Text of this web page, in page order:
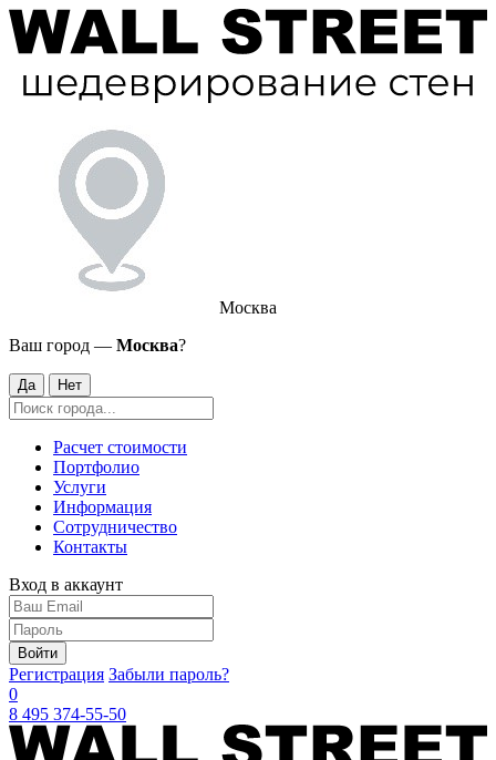
Москва
Ваш город — Москва?
Да Нет
Расчет стоимости
Портфолио
Услуги
Информация
Сотрудничество
Контакты
Вход в аккаунт
Войти
Регистрация Забыли пароль?
0
8 495 374-55-50